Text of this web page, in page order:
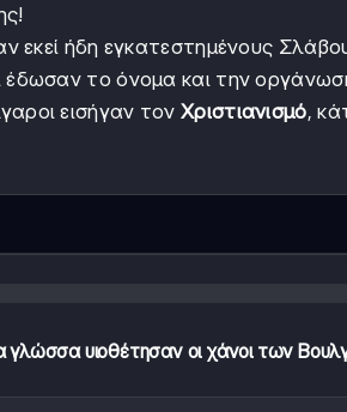
εκεί ήδη εγκατεστημένους
έδωσαν το όνομα και την
εισήγαν τον Χριστιανισμό,
γλώσσα υιοθέτησαν οι χάνοι των